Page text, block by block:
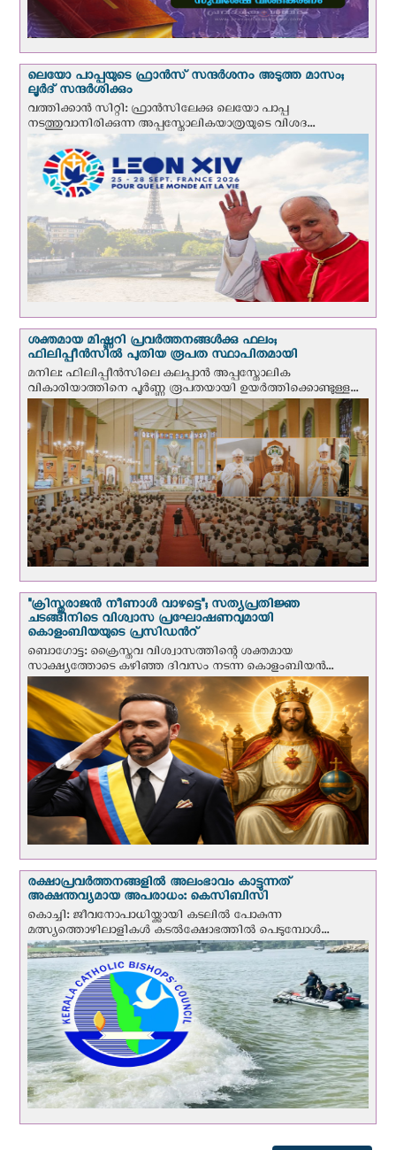
ലെയോ പാപ്പയുടെ ഫ്രാന്‍സ് സന്ദര്‍ശനം അടുത്ത മാസം;
ലൂര്‍ദ് സന്ദര്‍ശിക്കും
വത്തിക്കാന്‍ സിറ്റി: ഫ്രാൻസിലേക്കു ലെയോ പാപ്പ
നടത്തുവാനിരിക്കുന്ന അപ്പസ്തോലികയാത്രയുടെ വിശദ...
ശക്തമായ മിഷ്ണറി പ്രവർത്തനങ്ങൾക്കു ഫലം;
ഫിലിപ്പീൻസിൽ പുതിയ രൂപത സ്ഥാപിതമായി
മനില: ഫിലിപ്പീൻസിലെ കലപ്പാൻ അപ്പസ്തോലിക
വികാരിയാത്തിനെ പൂർണ്ണ രൂപതയായി ഉയർത്തിക്കൊണ്ടുള്ള...
"ക്രിസ്തുരാജന്‍ നീണാള്‍ വാഴട്ടെ"; സത്യപ്രതിജ്ഞ
ചടങ്ങിനിടെ വിശ്വാസ പ്രഘോഷണവുമായി
കൊളംബിയയുടെ പ്രസിഡന്‍റ്
ബൊഗോട്ട: ക്രൈസ്തവ വിശ്വാസത്തിന്റെ ശക്തമായ
സാക്ഷ്യത്തോടെ കഴിഞ്ഞ ദിവസം നടന്ന കൊളംബിയന്‍...
രക്ഷാപ്രവര്‍ത്തനങ്ങളില്‍ അലംഭാവം കാട്ടുന്നത്
അക്ഷന്തവ്യമായ അപരാധം: കെസിബിസി
കൊച്ചി: ജീവനോപാധിയ്ക്കായി കടലില്‍ പോകുന്ന
മത്സ്യത്തൊഴിലാളികള്‍ കടല്‍ക്ഷോഭത്തില്‍ പെടുമ്പോള്‍...